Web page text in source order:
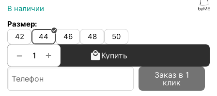
В наличии
Размер:
42
44 46 48 50
+
−
Купить
Заказ в 1
клик